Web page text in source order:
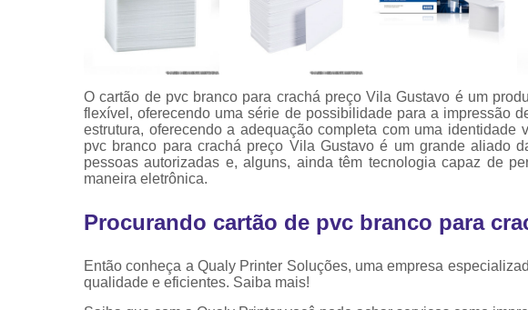
O cartão de pvc branco para crachá preço Vila Gustavo é um
flexível, oferecendo uma série de possibilidade para a impressão
estrutura, oferecendo a adequação completa com uma identidade
pvc branco para crachá preço Vila Gustavo é um grande aliado
pessoas autorizadas e, alguns, ainda têm tecnologia capaz de
maneira eletrônica.
Procurando cartão de pvc branco para
Então conheça a Qualy Printer Soluções, uma empresa
qualidade e eficientes. Saiba mais!